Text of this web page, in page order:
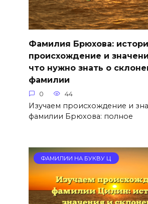
Фамилия Брюхова:
происхождение и
что нужно знать о
фамилии
0 44
Изучаем происхождение и
фамилии Брюхова: полное
ФАМИЛИИ НА БУКВУ Ц